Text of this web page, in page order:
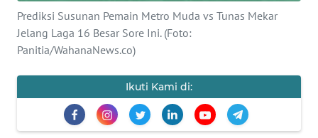
Prediksi Susunan Pemain Metro Muda vs Tunas Mekar
Jelang Laga 16 Besar Sore Ini. (Foto:
Panitia/WahanaNews.co)
Ikuti Kami di:
SIBER
KARIR